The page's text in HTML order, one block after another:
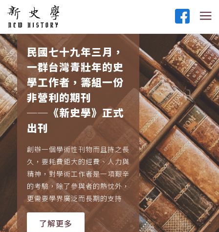
民國七十九年三月，
一群台灣青壯年的史
學工作者，籌組一份
非營利的期刊
──《新史學》正式
出刊
創辦一個學術性刊物而且持之長
久，要耗費鉅大的經費、人力與
精神，對學術工作者是一項艱辛
的考驗，除了參與者的熱忱外，
更需要學界廣泛而長期的支持
了解更多